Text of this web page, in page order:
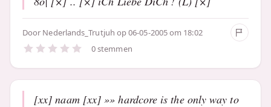
Door Nederlands_Trutjuh op 06-05-2005 om 18:02
0 stemmen
[xx] naam [xx] »» hardcore is the only way to